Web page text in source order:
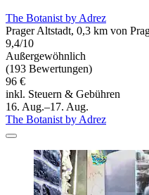
The Botanist by Adrez
Prager Altstadt, 0,3 km von
9,4/10
Außergewöhnlich
(193 Bewertungen)
96 €
inkl. Steuern & Gebühren
16. Aug.–17. Aug.
The Botanist by Adrez